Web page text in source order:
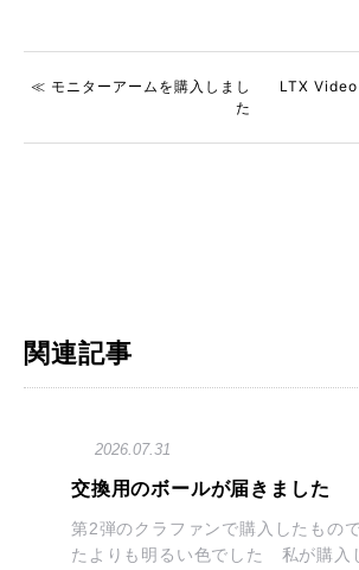
≪ モニターアームを購入しまし
た
LTX
関連記事
2026.07.31
交換用のボールが届きました
第2弾のクラファンで購入したもの
たよりも明るい色でした 私が購入